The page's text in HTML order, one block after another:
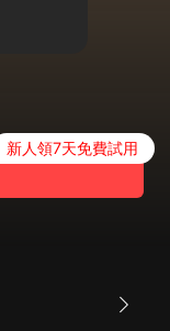
新人領7天免費試用